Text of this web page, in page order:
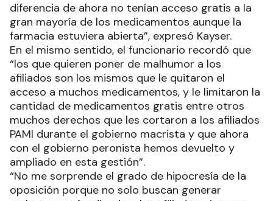
diferencia de ahora no tenían acceso gratis a la
gran mayoría de los medicamentos aunque la
farmacia estuviera abierta”, expresó Kayser.
En el mismo sentido, el funcionario recordó que
“los que quieren poner de malhumor a los
afiliados son los mismos que le quitaron el
acceso a muchos medicamentos, y le limitaron la
cantidad de medicamentos gratis entre otros
muchos derechos que les cortaron a los afiliados
PAMI durante el gobierno macrista y que ahora
con el gobierno peronista hemos devuelto y
ampliado en esta gestión”.
“No me sorprende el grado de hipocresía de la
oposición porque no solo buscan generar